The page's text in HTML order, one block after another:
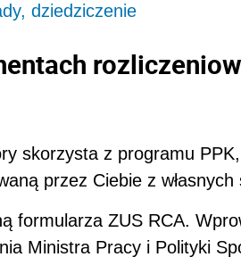
dziedziczenie
skorzysta z programu
przez Ciebie z własnych
formularza ZUS RCA.
Ministra Pracy i Polityki